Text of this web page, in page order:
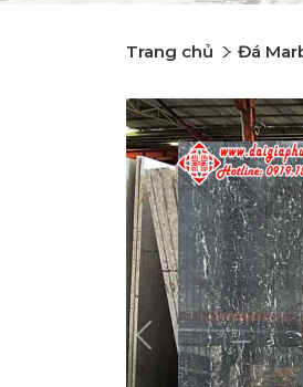
Trang chủ Đá
Previous